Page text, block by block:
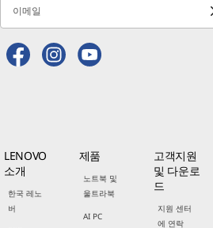
이메일
LENOVO
소개
한국 레노
버
제품
노트북 및
울트라북
AI PC
고객지원
및 다운로
드
지원 센터
에 연락